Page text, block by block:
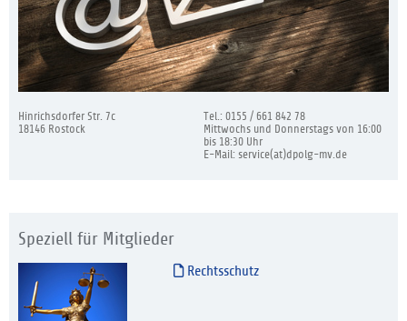
Hinrichsdorfer Str. 7c
18146 Rostock
Tel.: 0155 / 661 842 78
Mittwochs und Donnerstags von 16:00
bis 18:30 Uhr
E-Mail: service(at)dpolg-mv.de
Speziell für Mitglieder
Rechtsschutz